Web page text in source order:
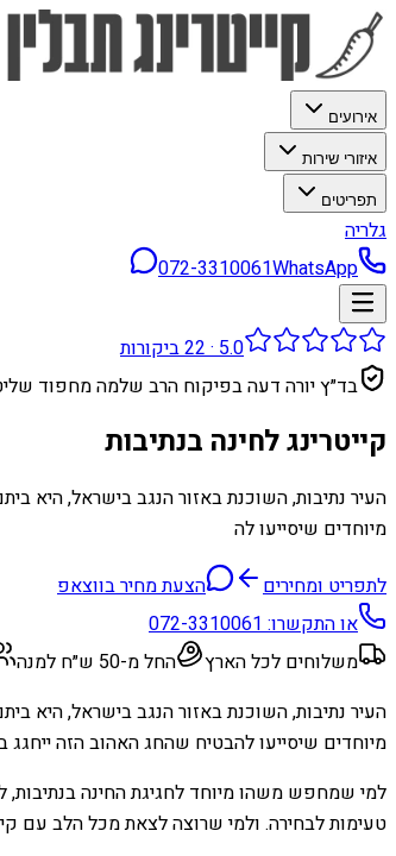
אירועים
איזורי שירות
תפריטים
גלריה
072-3310061WhatsApp
5.0
·
22ביקורות
בד״ץ יורה דעה בפיקוח הרב שלמה מחפוד
קייטרינג לחינה בנתיבות
העיר נתיבות, השוכנת באזור הנגב בישראל, היא
מיוחדים שיסייעו לה
לתפריט ומחירים
הצעת מחיר בווצאפ
או התקשרו:072-3310061
משלוחים לכל הארץ
החל מ-50 ש״ח למנה
העיר נתיבות, השוכנת באזור הנגב בישראל, היא
מיוחדים שיסייעו להבטיח שהחג האהוב הזה ייחגג
למי שמחפש משהו מיוחד לחגיגת החינה בנתיבות,
טעימות לבחירה. ולמי שרוצה לצאת מכל הלב עם